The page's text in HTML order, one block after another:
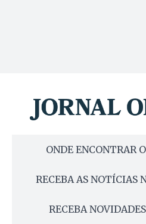
ONDE ENCONTRAR
RECEBA AS NOTÍCIAS
RECEBA